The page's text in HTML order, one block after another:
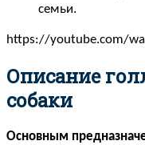
семьи.
https://youtube.com/
Описание
собаки
Основным